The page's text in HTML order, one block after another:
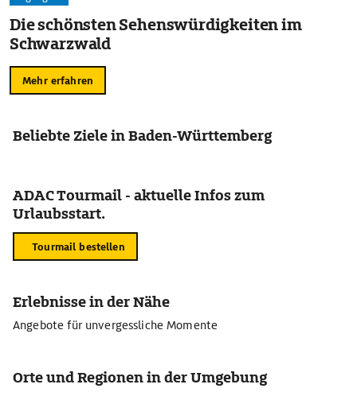
Die schönsten Sehenswürdigkeiten im
Schwarzwald
Mehr erfahren
Beliebte Ziele in Baden-Württemberg
ADAC Tourmail - aktuelle Infos zum
Urlaubsstart.
Tourmail bestellen
Erlebnisse in der Nähe
Angebote für unvergessliche Momente
Orte und Regionen in der Umgebung